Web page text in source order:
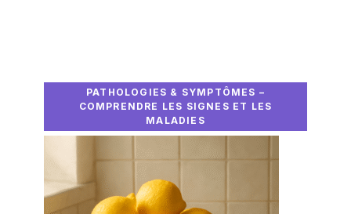
PATHOLOGIES & SYMPTÔMES –
COMPRENDRE LES SIGNES ET LES
MALADIES